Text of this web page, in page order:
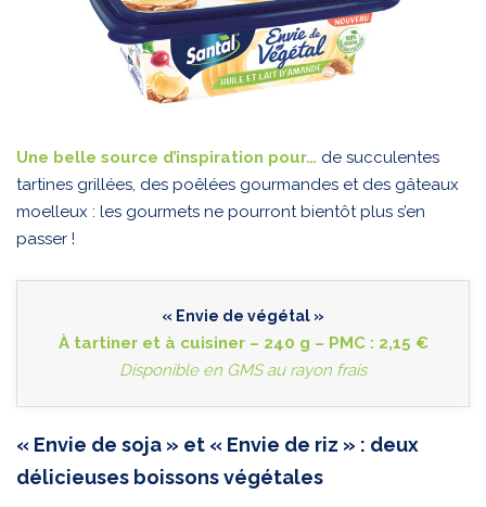
Une belle source d’inspiration pour… de succulentes
tartines grillées, des poêlées gourmandes et des gâteaux
moelleux : les gourmets ne pourront bientôt plus s’en
passer !
« Envie de végétal »
À tartiner et à cuisiner – 240 g – PMC : 2,15 €
Disponible en GMS au rayon frais
« Envie de soja » et « Envie de riz » : deux
délicieuses boissons végétales